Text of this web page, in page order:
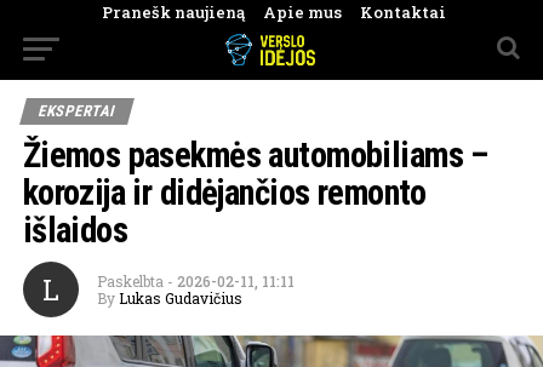
Pranešk naujieną Apie mus Kontaktai
EKSPERTAI
Žiemos pasekmės automobiliams –
korozija ir didėjančios remonto
išlaidos
L Paskelbta - 2026-02-11, 11:11
By Lukas Gudavičius